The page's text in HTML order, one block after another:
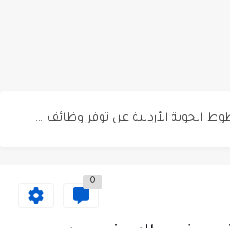
تعلن الخطوط الجوية الأردنية عن توفر وظائف شاغرة لمضيفي طيران
مطلوب عامل نظافة عدد 2 بدوام كامل او جزئي في...
0